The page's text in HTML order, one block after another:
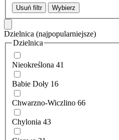
Usuń filtr Wybierz
Dzielnica (najpopularniejsze)
Dzielnica
Nieokreślona 41
Babie Doły 16
Chwarzno-Wiczlino 66
Chylonia 43